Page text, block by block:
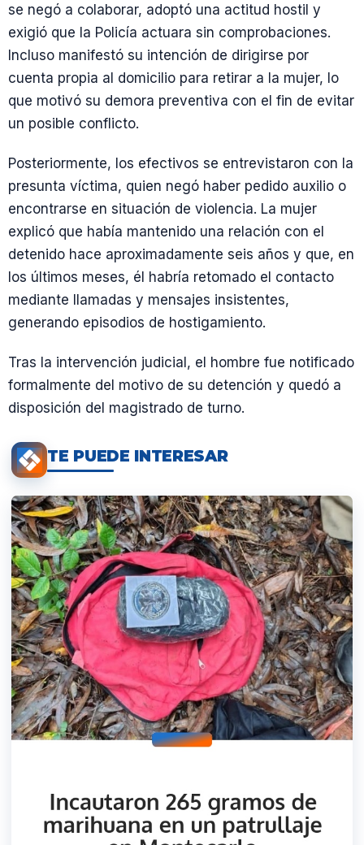
se negó a colaborar, adoptó una actitud hostil y
exigió que la Policía actuara sin comprobaciones.
Incluso manifestó su intención de dirigirse por
cuenta propia al domicilio para retirar a la mujer, lo
que motivó su demora preventiva con el fin de evitar
un posible conflicto.
Posteriormente, los efectivos se entrevistaron con la
presunta víctima, quien negó haber pedido auxilio o
encontrarse en situación de violencia. La mujer
explicó que había mantenido una relación con el
detenido hace aproximadamente seis años y que, en
los últimos meses, él habría retomado el contacto
mediante llamadas y mensajes insistentes,
generando episodios de hostigamiento.
Tras la intervención judicial, el hombre fue notificado
formalmente del motivo de su detención y quedó a
disposición del magistrado de turno.
TE PUEDE INTERESAR